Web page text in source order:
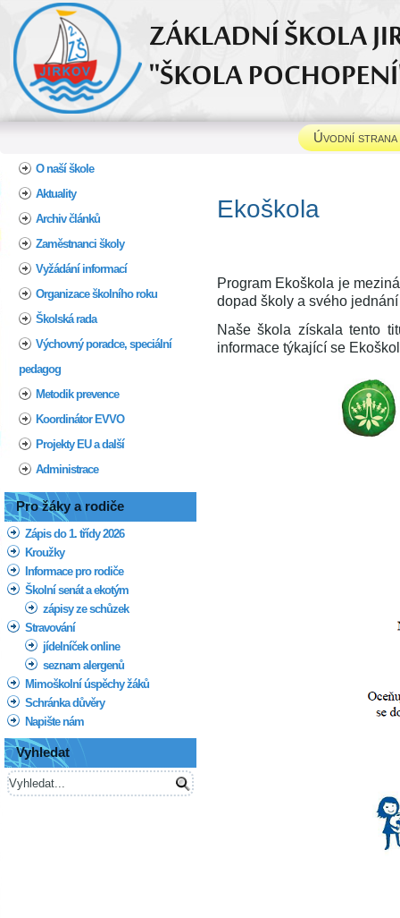
Úvodní strana
O naší škole
Aktuality
Archiv článků
Zaměstnanci školy
Vyžádání informací
Organizace školního roku
Školská rada
Výchovný poradce, speciální
pedagog
Metodik prevence
Koordinátor EVVO
Projekty EU a další
Administrace
Pro žáky a rodiče
Zápis do 1. třídy 2026
Kroužky
Informace pro rodiče
Školní senát a ekotým
zápisy ze schůzek
Stravování
jídelníček online
seznam alergenů
Mimoškolní úspěchy žáků
Schránka důvěry
Napište nám
Vyhledat
Program Ekoškola je
dopad školy a svého
Naše škola získala tento
informace týkající se